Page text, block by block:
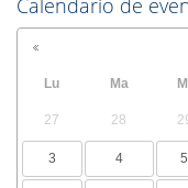
Calendario de
Lu Ma
27 28
3 4 5